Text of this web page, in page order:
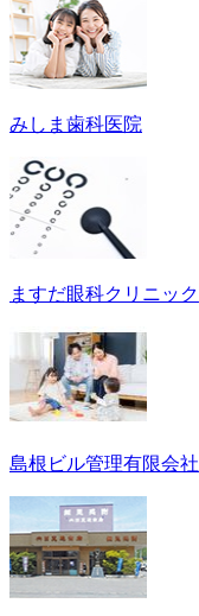
みしま歯科医院
ますだ眼科クリニック
島根ビル管理有限会社